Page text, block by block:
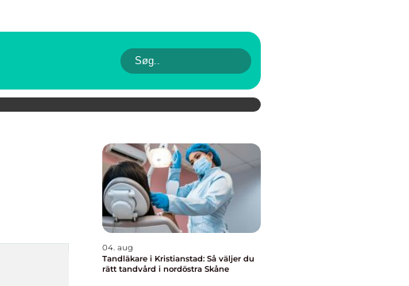
04. aug
Tandläkare i Kristianstad: Så väljer du
rätt tandvård i nordöstra Skåne